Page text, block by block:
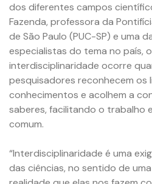
dos diferentes campos
Fazenda, professora da
de São Paulo (PUC-SP) e uma
especialistas do tema no país,
interdisciplinaridade ocorre
pesquisadores reconhecem os
conhecimentos e acolhem a
saberes, facilitando o trabalho
comum.
“Interdisciplinaridade é uma
das ciências, no sentido de